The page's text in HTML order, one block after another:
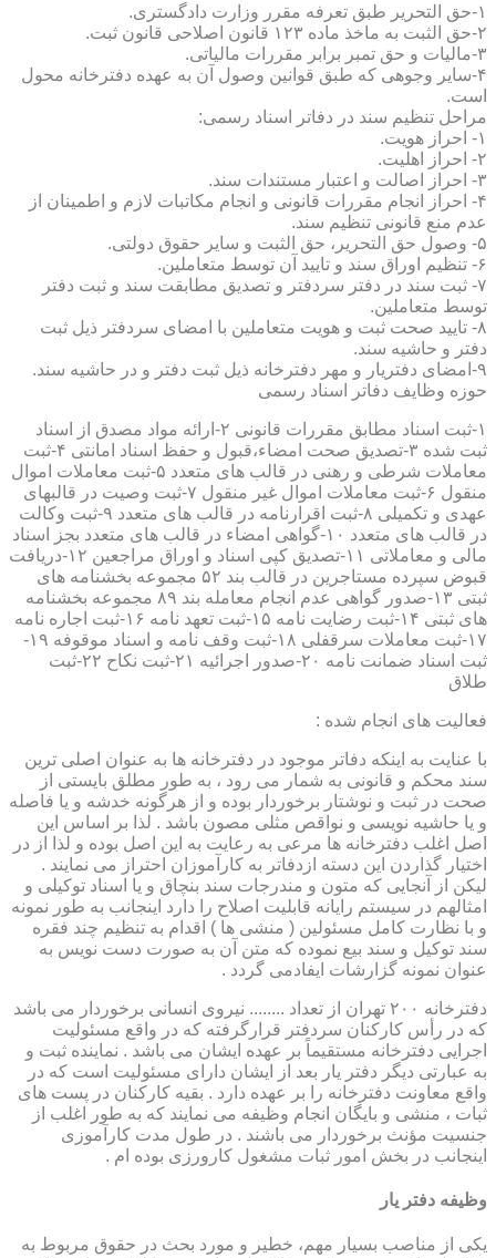
۱-حق التحریر طبق تعرفه مقرر وزارت دادگستری.
۲-حق الثبت به ماخذ ماده ۱۲۳ قانون اصلاحی قانون ثبت.
۳-مالیات و حق تمبر برابر مقررات مالیاتی.
۴-سایر وجوهی که طبق قوانین وصول آن به عهده دفترخانه محول
است.
مراحل تنظیم سند در دفاتر اسناد رسمی:
۱- احراز هویت.
۲- احراز اهلیت.
۳- احراز اصالت و اعتبار مستندات سند.
۴- احراز انجام مقررات قانونی و انجام مکاتبات لازم و اطمینان از
عدم منع قانونی تنظیم سند.
۵- وصول حق التحریر، حق الثبت و سایر حقوق دولتی.
۶- تنظیم اوراق سند و تایید آن توسط متعاملین.
۷- ثبت سند در دفتر سردفتر و تصدیق مطابقت سند و ثبت دفتر
توسط متعاملین.
۸- تایید صحت ثبت و هویت متعاملین با امضای سردفتر ذیل ثبت
دفتر و حاشیه سند.
۹-امضای دفتریار و مهر دفترخانه ذیل ثبت دفتر و در حاشیه سند.
حوزه وظایف دفاتر اسناد رسمی
۱-ثبت اسناد مطابق مقررات قانونی ۲-ارائه مواد مصدق از اسناد
ثبت شده ۳-تصدیق صحت امضاء،قبول و حفظ اسناد امانتی ۴-ثبت
معاملات شرطی و رهنی در قالب های متعدد ۵-ثبت معاملات اموال
منقول ۶-ثبت معاملات اموال غیر منقول ۷-ثبت وصیت در قالبهای
عهدی و تکمیلی ۸-ثبت اقرارنامه در قالب های متعدد ۹-ثبت وکالت
در قالب های متعدد ۱۰-گواهی امضاء در قالب های متعدد بجز اسناد
مالی و معاملاتی ۱۱-تصدیق کپی اسناد و اوراق مراجعین ۱۲-دریافت
قبوض سپرده مستاجرین در قالب بند ۵۲ مجموعه بخشنامه های
ثبتی ۱۳-صدور گواهی عدم انجام معامله بند ۸۹ مجموعه بخشنامه
های ثبتی ۱۴-ثبت رضایت نامه ۱۵-ثبت تعهد نامه ۱۶-ثبت اجاره نامه
۱۷-ثبت معاملات سرقفلی ۱۸-ثبت وقف نامه و اسناد موقوفه ۱۹-
ثبت اسناد ضمانت نامه ۲۰-صدور اجرائیه ۲۱-ثبت نکاح ۲۲-ثبت
طلاق
فعالیت های انجام شده :
با عنایت به اینکه دفاتر موجود در دفترخانه ها به عنوان اصلی ترین
سند محکم و قانونی به شمار می رود ، به طور مطلق بایستی از
صحت در ثبت و نوشتار برخوردار بوده و از هرگونه خدشه و یا فاصله
و یا حاشیه نویسی و نواقص مثلی مصون باشد . لذا بر اساس این
اصل اغلب دفترخانه ها مرعی به رعایت به این اصل بوده و لذا از در
اختیار گذاردن این دسته ازدفاتر به کارآموزان احتراز می نمایند .
لیکن از آنجایی که متون و مندرجات سند بنچاق و یا اسناد توکیلی و
امثالهم در سیستم رایانه قابلیت اصلاح را دارد اینجانب به طور نمونه
و با نظارت کامل مسئولین ( منشی ها ) اقدام به تنظیم چند فقره
سند توکیل و سند بیع نموده که متن آن به صورت دست نویس به
عنوان نمونه گزارشات ایفادمی گردد .
دفترخانه ۲۰۰ تهران از تعداد ........ نیروی انسانی برخوردار می باشد
که در رأس کارکنان سردفتر قرارگرفته که در واقع مسئولیت
اجرایی دفترخانه مستقیماً بر عهده ایشان می باشد . نماینده ثبت و
به عبارتی دیگر دفتر یار بعد از ایشان دارای مسئولیت است که در
واقع معاونت دفترخانه را بر عهده دارد . بقیه کارکنان در پست های
ثبات ، منشی و بایگان انجام وظیفه می نمایند که به طور اغلب از
جنسیت مؤنث برخوردار می باشند . در طول مدت کارآموزی
اینجانب در بخش امور ثبات مشغول کارورزی بوده ام .
وظیفه دفتر یار
یكی از مناصب بسیار مهم، خطیر و مورد بحث در حقوق مربوط به